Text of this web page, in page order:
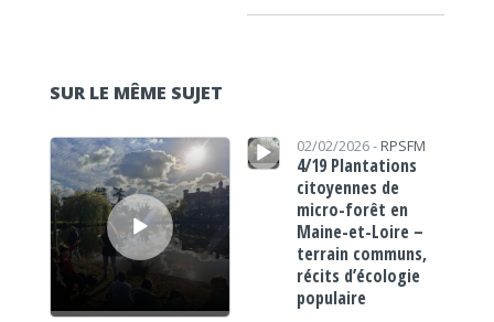
SUR LE MÊME SUJET
Lecteur audio
Lecteur audio 02/02/2026 - RPSFM
4/19 Plantations
citoyennes de
micro-forêt en
Maine-et-Loire –
terrain communs,
récits d’écologie
populaire